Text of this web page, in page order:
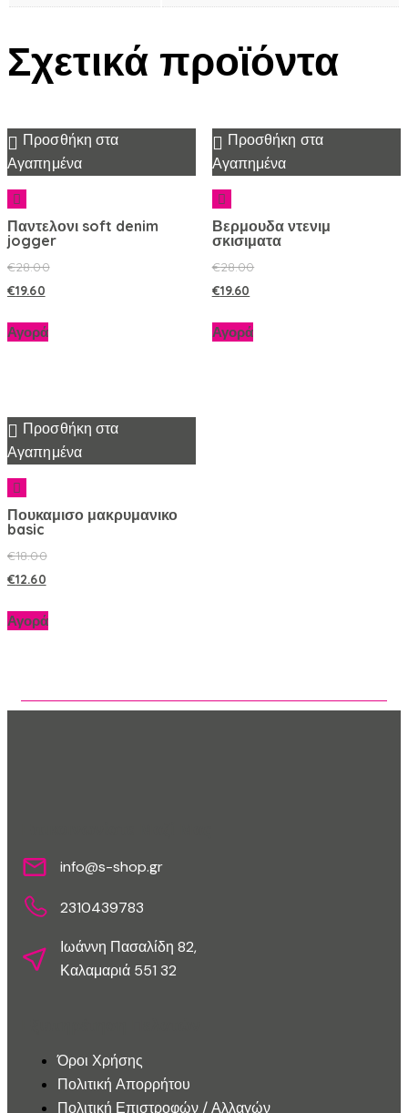
Σχετικά προϊόντα
Προσθήκη στα
Αγαπημένα
Παντελονι soft denim
jogger
€28.00
€19.60
Αγορά
Προσθήκη στα
Αγαπημένα
Βερμουδα ντενιμ
σκισιματα
€28.00
€19.60
Αγορά
Προσθήκη στα
Αγαπημένα
Πουκαμισο μακρυμανικο
basic
€18.00
€12.60
Αγορά
info@s-shop.gr
2310439783
Ιωάννη Πασαλίδη 82,
Καλαμαριά 551 32
Όροι Χρήσης
Πολιτική Απορρήτου
Πολιτική Επιστροφών / Αλλαγών